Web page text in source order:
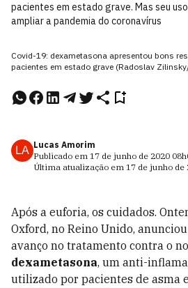
pacientes em estado grave. Mas seu
ampliar a pandemia do coronavírus
Covid-19: dexametasona apresentou bons
pacientes em estado grave (Radoslav
LA Lucas Amorim
Publicado em 17 de junho de 2020
Última atualização em 17 de junho de
Após a euforia, os cuidados.
Oxford, no Reino Unido,
avanço no tratamento contra o
dexametasona, um anti-
utilizado por pacientes de asma